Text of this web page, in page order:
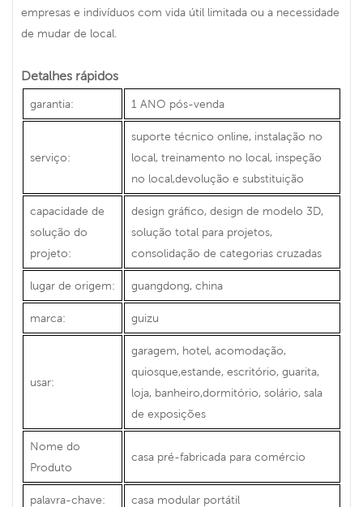
empresas e indivíduos com vida útil limitada ou a necessidade
de mudar de local.
Detalhes rápidos
garantia: 1 ANO pós-venda
serviço:
suporte técnico online, instalação no
local, treinamento no local, inspeção
no local,devolução e substituição
capacidade de
solução do
projeto:
design gráfico, design de modelo 3D,
solução total para projetos,
consolidação de categorias cruzadas
lugar de origem: guangdong, china
marca: guizu
usar:
garagem, hotel, acomodação,
quiosque,estande, escritório, guarita,
loja, banheiro,dormitório, solário, sala
de exposições
Nome do
Produto
casa pré-fabricada para comércio
palavra-chave: casa modular portátil